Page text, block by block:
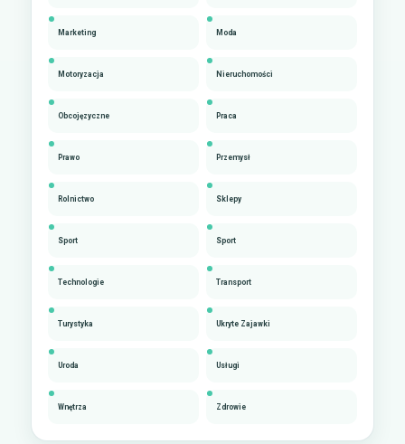
Marketing Moda
Motoryzacja Nieruchomości
Obcojęzyczne Praca
Prawo Przemysł
Rolnictwo Sklepy
Sport Sport
Technologie Transport
Turystyka Ukryte Zajawki
Uroda Usługi
Wnętrza Zdrowie